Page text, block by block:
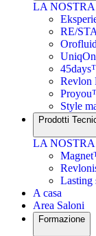
LA
RE/
Revlon
Style
Prodotti
LA
A casa
Area Saloni
Formazione